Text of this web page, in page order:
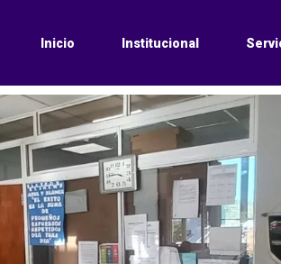
Inicio Institucional